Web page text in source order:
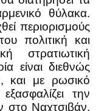
θύλακα.
περιορισμούς
πολιτική και
στρατιωτική
είναι διεθνώς
και με ρωσικό
την
στο Ναχτσιβάν,